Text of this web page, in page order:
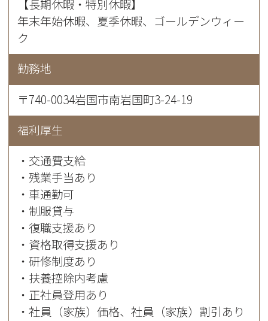
【長期休暇・特別休暇】
年末年始休暇、夏季休暇、ゴールデンウィー
ク
勤務地
〒740-0034岩国市南岩国町3-24-19
福利厚生
・交通費支給
・残業手当あり
・車通勤可
・制服貸与
・復職支援あり
・資格取得支援あり
・研修制度あり
・扶養控除内考慮
・正社員登用あり
・社員（家族）価格、社員（家族）割引あり